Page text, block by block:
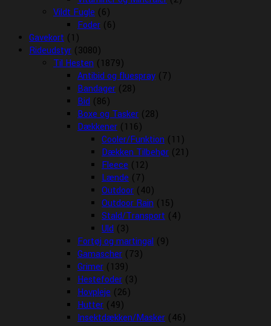
Vildt Fugle (6)
Foder (6)
Gavekort (1)
Rideudstyr (3080)
Til Hesten (1879)
Antibid og fluespray (7)
Bandager (28)
Bid (86)
Boxe og Tasker (28)
Dækkener (116)
Cooler/Funktion (11)
Dækken Tilbehør (21)
Fleece (12)
Lænde (7)
Outdoor (40)
Outdoor Rain (15)
Stald/Transport (4)
Uld (3)
Fortøj og martingal (9)
Gamascher (73)
Grimer (139)
Hestefoder (3)
Hovpleje (26)
Hutter (49)
Insektdækken/Masker (46)